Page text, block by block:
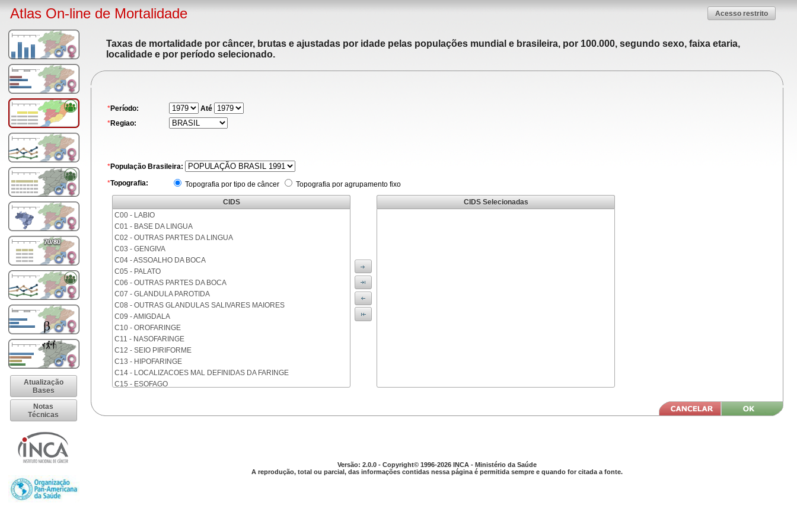
Atlas On-line de Mortalidade Acesso restrito
Atualização
Bases
Notas
Técnicas
Taxas de mortalidade por câncer, brutas e ajustadas por idade pelas populações mundial e brasileira, por 100.000, segundo sexo, faixa etaria,
localidade e por período selecionado.
*Período:
Até
*Regiao:
*População Brasileira:
*Topografia: Topografia por tipo de câncer Topografia por agrupamento fixo
CIDS
C00 - LABIO
C01 - BASE DA LINGUA
C02 - OUTRAS PARTES DA LINGUA
C03 - GENGIVA
C04 - ASSOALHO DA BOCA
C05 - PALATO
C06 - OUTRAS PARTES DA BOCA
C07 - GLANDULA PAROTIDA
C08 - OUTRAS GLANDULAS SALIVARES MAIORES
C09 - AMIGDALA
C10 - OROFARINGE
C11 - NASOFARINGE
C12 - SEIO PIRIFORME
C13 - HIPOFARINGE
C14 - LOCALIZACOES MAL DEFINIDAS DA FARINGE
C15 - ESOFAGO
C18 - COLON
CIDS Selecionadas
Versão: 2.0.0 - Copyright© 1996-2026 INCA - Ministério da Saúde
A reprodução, total ou parcial, das informações contidas nessa página é permitida sempre e quando for citada a fonte.